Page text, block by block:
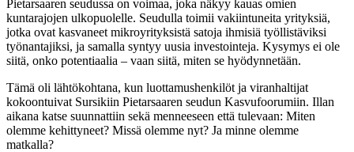
Pietarsaaren seudussa on voimaa, joka näkyy kauas omien
kuntarajojen ulkopuolelle. Seudulla toimii vakiintuneita yrityksiä,
jotka ovat kasvaneet mikroyrityksistä satoja ihmisiä työllistäviksi
työnantajiksi, ja samalla syntyy uusia investointeja. Kysymys ei ole
siitä, onko potentiaalia – vaan siitä, miten se hyödynnetään.
Tämä oli lähtökohtana, kun luottamushenkilöt ja viranhaltijat
kokoontuivat Sursikiin Pietarsaaren seudun Kasvufoorumiin. Illan
aikana katse suunnattiin sekä menneeseen että tulevaan: Miten
olemme kehittyneet? Missä olemme nyt? Ja minne olemme
matkalla?